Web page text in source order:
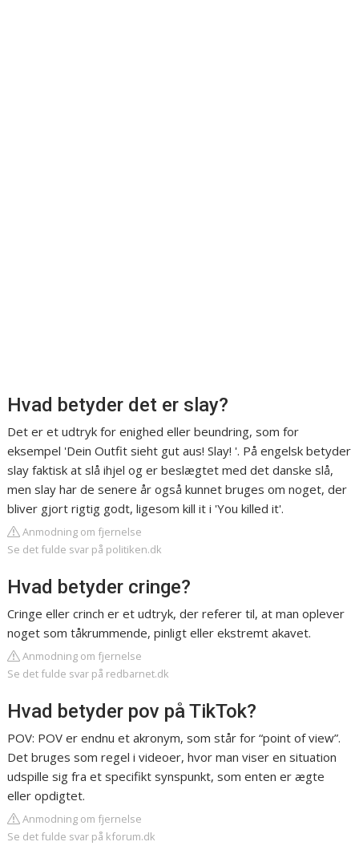
Hvad betyder det er slay?
Det er et udtryk for enighed eller beundring, som for
eksempel 'Dein Outfit sieht gut aus! Slay! '. På engelsk betyder
slay faktisk at slå ihjel og er beslægtet med det danske slå,
men slay har de senere år også kunnet bruges om noget, der
bliver gjort rigtig godt, ligesom kill it i 'You killed it'.
Anmodning om fjernelse
Se det fulde svar på politiken.dk
Hvad betyder cringe?
Cringe eller crinch er et udtryk, der referer til, at man oplever
noget som tåkrummende, pinligt eller ekstremt akavet.
Anmodning om fjernelse
Se det fulde svar på redbarnet.dk
Hvad betyder pov på TikTok?
POV: POV er endnu et akronym, som står for “point of view”.
Det bruges som regel i videoer, hvor man viser en situation
udspille sig fra et specifikt synspunkt, som enten er ægte
eller opdigtet.
Anmodning om fjernelse
Se det fulde svar på kforum.dk